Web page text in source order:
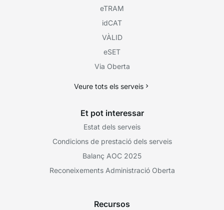
eTRAM
idCAT
VÀLID
eSET
Via Oberta
Veure tots els serveis
Et pot interessar
Estat dels serveis
Condicions de prestació dels serveis
Balanç AOC 2025
Reconeixements Administració Oberta
Recursos